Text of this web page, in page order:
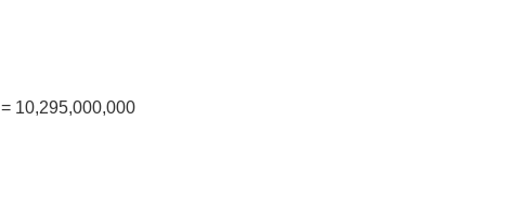
= 10,295,000,000